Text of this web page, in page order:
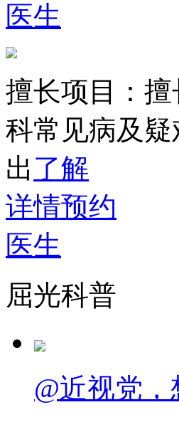
医生
擅长项目： 擅
科常见病及
出 了解
详情预约
医生
屈光科普
@近视党